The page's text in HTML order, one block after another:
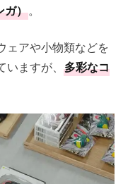
ガ）。
ェアや小物類などを
ますが、 多彩なコ